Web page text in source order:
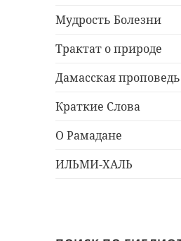
Мудрость Болезни
Трактат о природе
Дамасская проповедь
Краткие Слова
О Рамадане
ИЛЬМИ-ХАЛЬ